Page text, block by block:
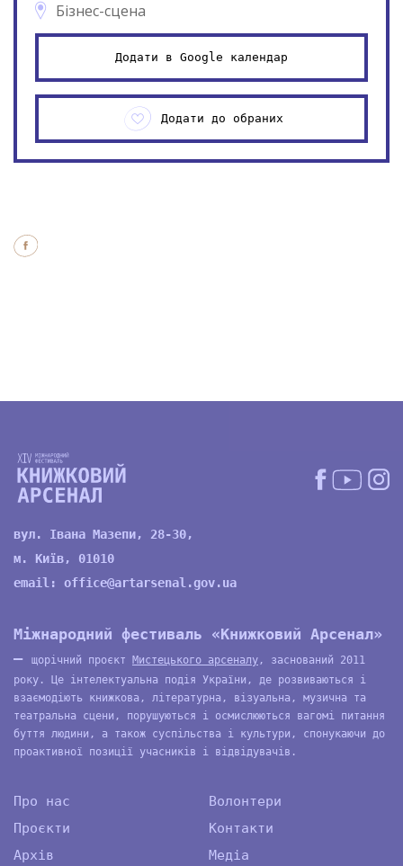
Бізнес-сцена
Додати в Google календар
Додати до обраних
вул. Івана Мазепи, 28-30,
м. Київ, 01010
email: office@artarsenal.gov.ua
Міжнародний фестиваль «Книжковий Арсенал»
—
щорічний проєкт Мистецького арсеналу , заснований 2011
року. Це інтелектуальна подія України, де розвиваються і
взаємодіють книжкова, літературна, візуальна, музична та
театральна сцени, порушуються і осмислюються вагомі питання
буття людини, а також суспільства і культури, спонукаючи до
проактивної позиції учасників і відвідувачів.
Про нас
Проєкти
Архів
Волонтери
Контакти
Медіа